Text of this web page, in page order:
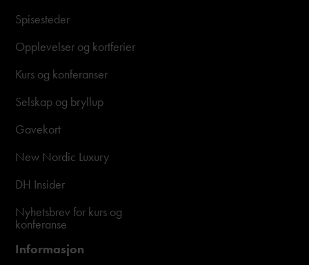
Spisesteder
Opplevelser og kortferier
Kurs og konferanser
Selskap og bryllup
Gavekort
New Nordic Luxury
DH Insider
Nyhetsbrev for kurs og
konferanse
Informasjon